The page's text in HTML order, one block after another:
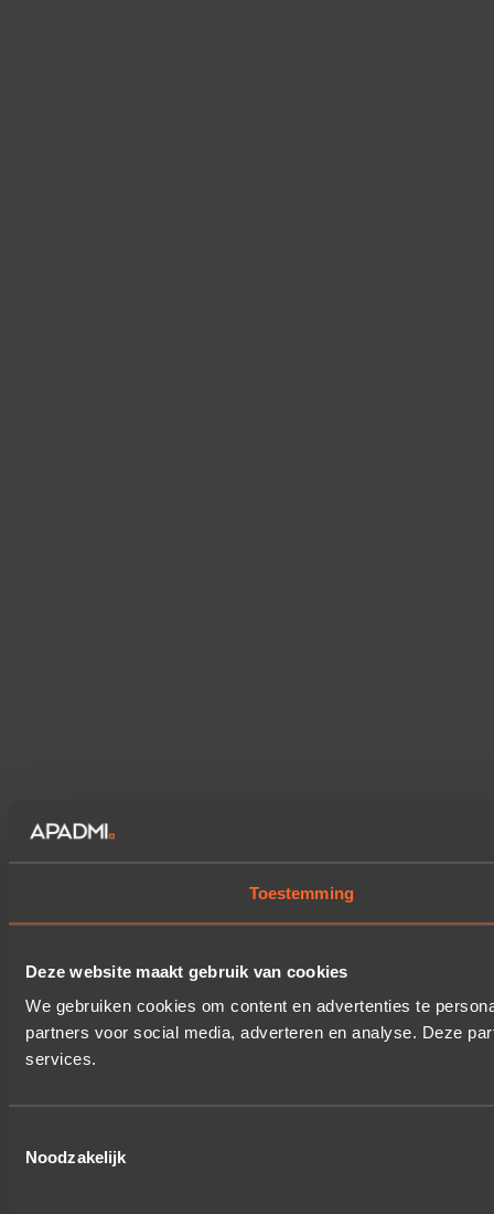
Toestemming
Deze website maakt gebruik van cookies
We gebruiken cookies om content en advertenties te
partners voor social media, adverteren en analyse. Deze
services.
Noodzakelijk